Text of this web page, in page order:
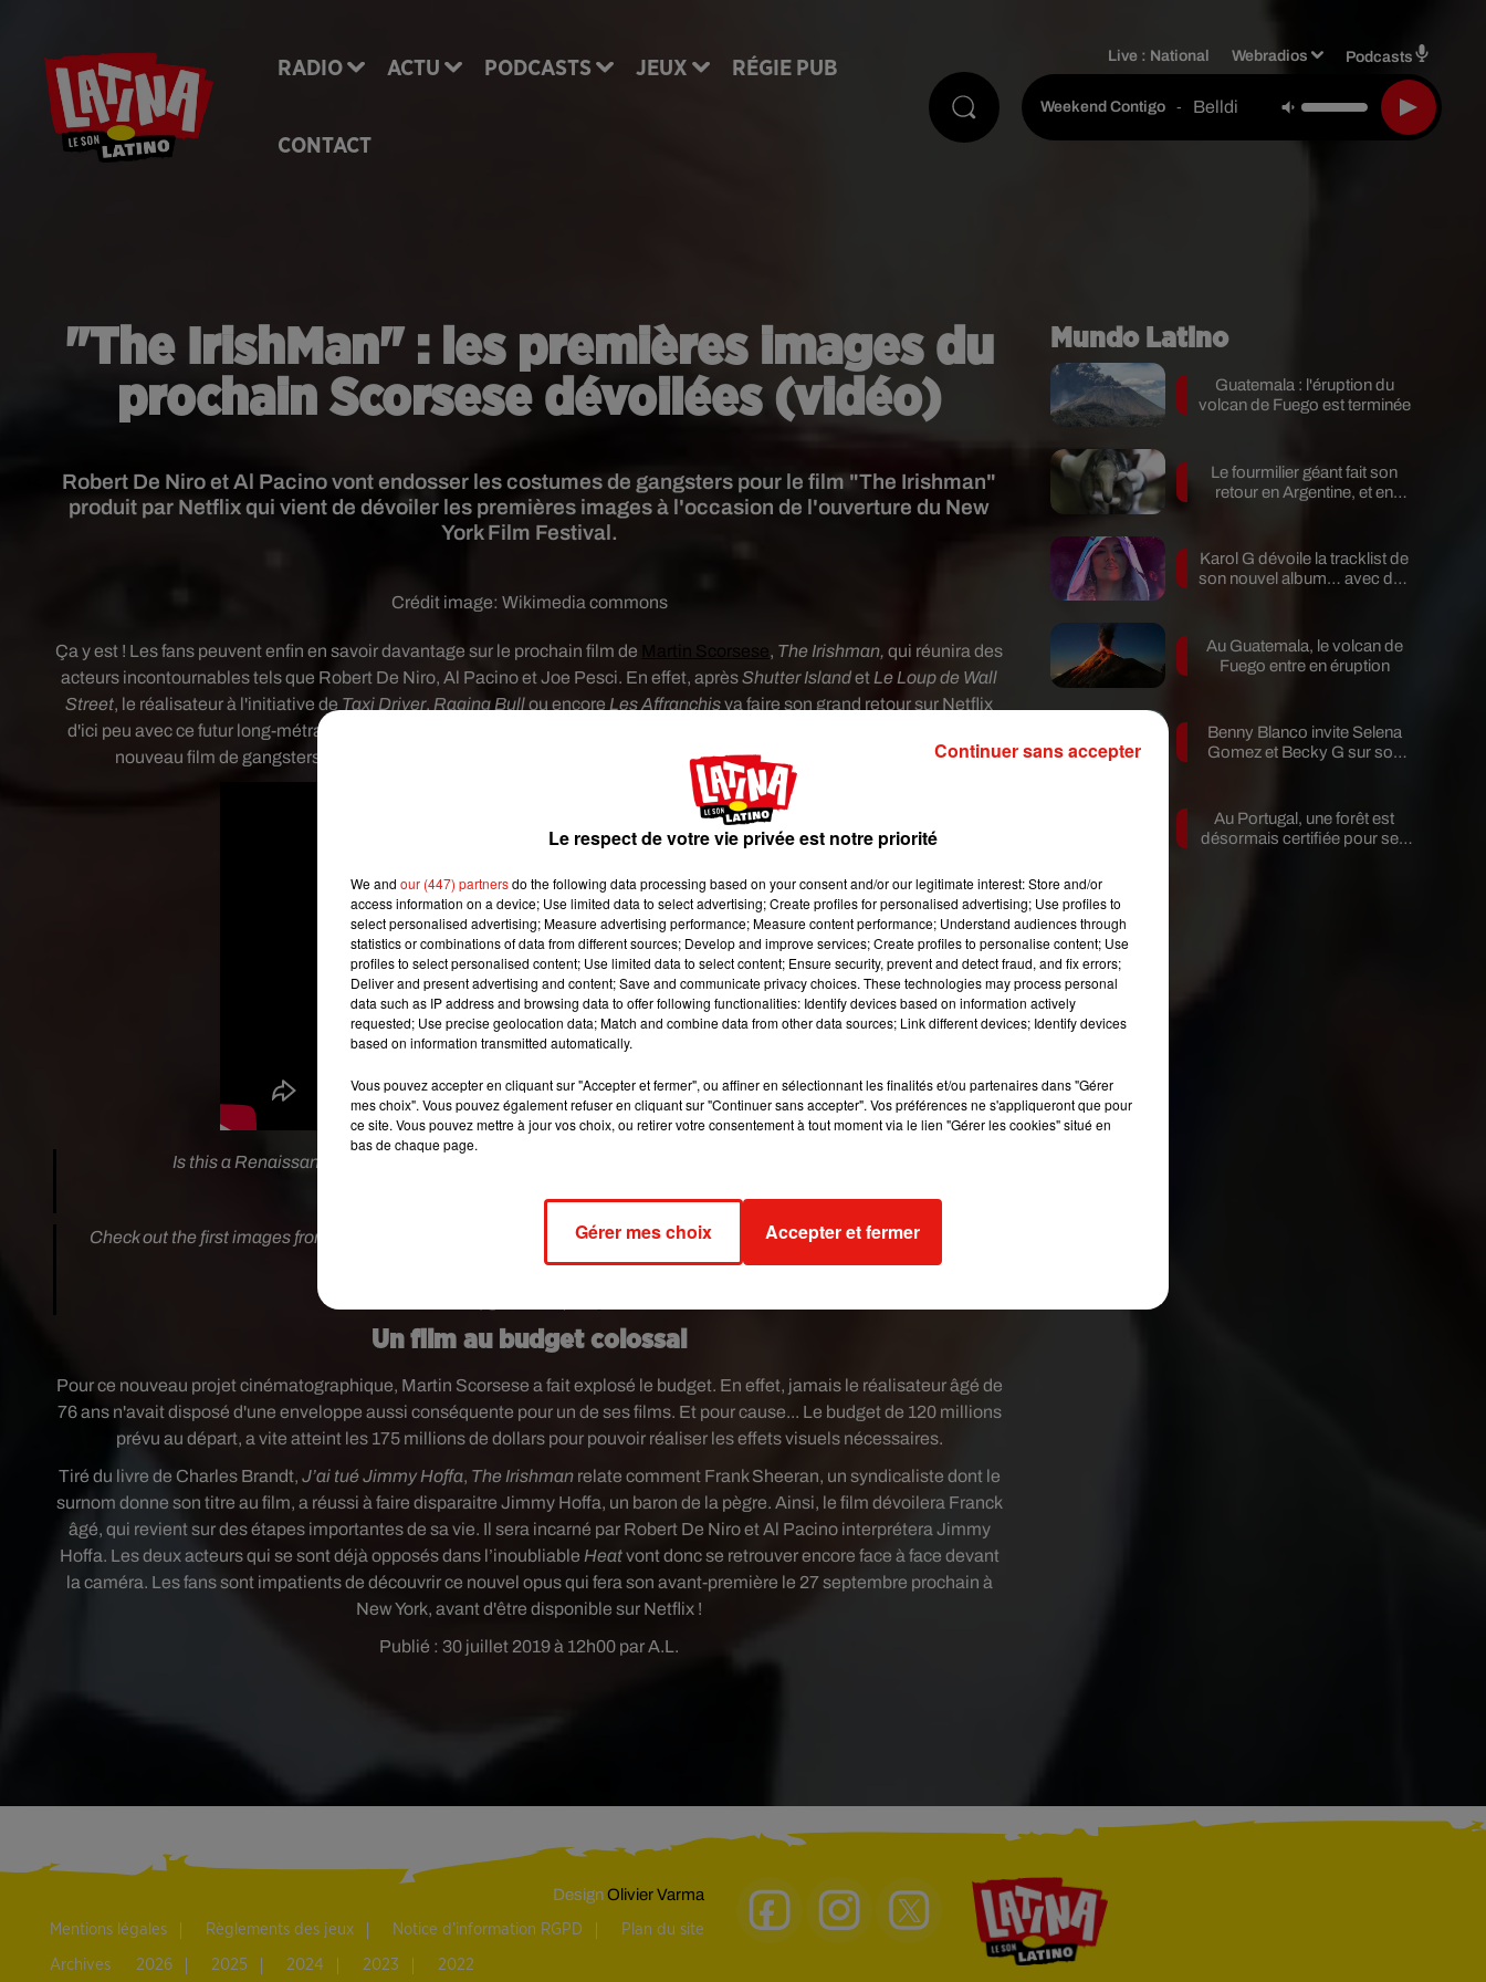
RADIO ACTU PODCASTS JEUX RÉGIE PUB
CONTACT
Live : National Webradios Podcasts
Weekend Contigo - Belldi
"The IrishMan" : les premières images du
prochain Scorsese dévoilées (vidéo)
Publié : 30 juillet 2019 à 12h00 par A.L.
Robert De Niro et Al Pacino vont endosser les costumes de gangsters pour le film "The Irishman"
produit par Netflix qui vient de dévoiler les premières images à l'occasion de l'ouverture du New
York Film Festival.
Crédit image: Wikimedia commons
Ça y est ! Les fans peuvent enfin en savoir davantage sur le prochain film de Martin Scorsese, The Irishman,qui réunira des
acteurs incontournables tels que Robert De Niro, Al Pacino et Joe Pesci. En effet, aprèsShutter Islandet Le Loup de Wall
Street, le réalisateur à l'initiative de Taxi Driver, Raging Bullou encore Les Affranchisva faire son grand retour sur Netflix
d'ici peu avec ce futur long-métrage. L'occasion pour le géant du streaming de dévoiler la bande-annonce officielle de ce
nouveau film de gangsters. Au programme ? Un teaser hypnotisant qui compte bien frapper un grand coup !
Is this a Renaissance painting or a first look at THE IRISHMAN?
— Netflix Film (@NetflixFilm)July 29, 2019
Check out the first images from Martin Scorsese's
#TheIrishman, which will open this year's New York Film Festival.
https://t.co/lvoLl3S6Xk
Un film au budget colossal
Pour ce nouveau projet cinématographique, Martin Scorsese a fait explosé le budget. En effet, jamais le réalisateur âgé de
76 ans n'avait disposé d'une enveloppe aussi conséquente pour un de ses films. Et pour cause... Le budget de 120 millions
prévu au départ, a vite atteint les 175 millions de dollars pour pouvoir réaliser les effets visuels nécessaires.
Tiré du livre de Charles Brandt, J’ai tué Jimmy Hoffa, The Irishman relate comment Frank Sheeran, un syndicaliste dont le
surnom donne son titre au film, a réussi à faire disparaitre Jimmy Hoffa, un baron de la pègre. Ainsi, le film dévoilera Franck
âgé, qui revient sur des étapes importantes de sa vie. Il sera incarné par Robert De Niro et Al Pacino interprétera Jimmy
Hoffa. Les deux acteurs qui se sont déjà opposés dans l’inoubliable Heatvont donc se retrouver encore face à face devant
la caméra. Les fans sont impatients de découvrir ce nouvel opus qui fera son avant-première le 27 septembre prochain à
New York, avant d'être disponible sur Netflix !
Mundo Latino
Guatemala : l'éruption du
volcan de Fuego est terminée
Le fourmilier géant fait son
retour en Argentine, et en
Karol G dévoile la tracklist de
son nouvel album… avec des
Au Guatemala, le volcan de
Fuego entre en éruption
Benny Blanco invite Selena
Gomez et Becky G sur son
Au Portugal, une forêt est
désormais certifiée pour ses
DesignOlivier Varma
Mentions légales Règlements des jeux Notice d’information RGPD Plan du site
Archives 2026 2025 2024 2023 2022
Le respect de votre vie privée est notre priorité
We and our (447) partnersdo the following data processing based on your consent and/or our legitimate interest: Store and/or
access information on a device; Use limited data to select advertising; Create profiles for personalised advertising; Use profiles to
select personalised advertising; Measure advertising performance; Measure content performance; Understand audiences through
statistics or combinations of data from different sources; Develop and improve services; Create profiles to personalise content; Use
profiles to select personalised content; Use limited data to select content; Ensure security, prevent and detect fraud, and fix errors;
Deliver and present advertising and content; Save and communicate privacy choices. These technologies may process personal
data such as IP address and browsing data to offer following functionalities: Identify devices based on information actively
requested; Use precise geolocation data; Match and combine data from other data sources; Link different devices; Identify devices
based on information transmitted automatically.
Vous pouvez accepter en cliquant sur "Accepter et fermer", ou affiner en sélectionnant les finalités et/ou partenaires dans "Gérer
mes choix". Vous pouvez également refuser en cliquant sur "Continuer sans accepter". Vos préférences ne s'appliqueront que pour
ce site. Vous pouvez mettre à jour vos choix, ou retirer votre consentement à tout moment via le lien "Gérer les cookies" situé en
bas de chaque page.
Gérer mes choix Accepter et fermer
Continuer sans accepter